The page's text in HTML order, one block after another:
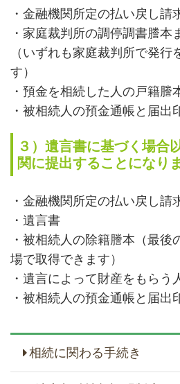
・金融機関所定の払い戻し請
・家庭裁判所の調停調書謄本
（いずれも家庭裁判所で発行
す）
・預金を相続した人の戸籍謄
・被相続人の預金通帳と届出
３）遺言書に基づく場合
関に提出することになり
・金融機関所定の払い戻し請
・遺言書
・被相続人の除籍謄本（最後
場で取得できます）
・遺言によって財産をもらう
・被相続人の預金通帳と届出
相続に関わる手続き